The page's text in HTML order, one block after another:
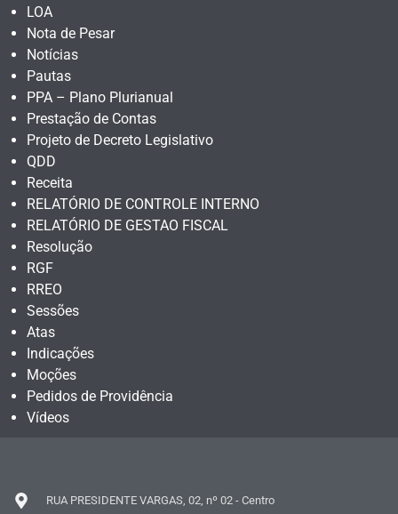
LOA
Nota de Pesar
Notícias
Pautas
PPA – Plano Plurianual
Prestação de Contas
Projeto de Decreto Legislativo
QDD
Receita
RELATÓRIO DE CONTROLE INTERNO
RELATÓRIO DE GESTAO FISCAL
Resolução
RGF
RREO
Sessões
Atas
Indicações
Moções
Pedidos de Providência
Vídeos
RUA PRESIDENTE VARGAS, 02, nº 02 - Centro